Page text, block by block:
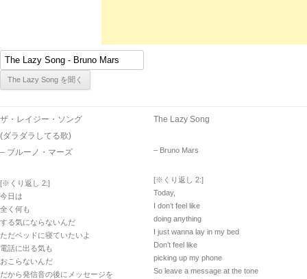
ザ・レイジー・ソング
(ダラダラしてる歌)
– ブルーノ・マーズ
[※くり返し 2:]
今日は
全く何も
する気にならないんだ
ただベッドに寝ていたいよ
電話に出る気も
おこらないんだ
だから発信音の後にメッセージを
The Lazy Song
– Bruno Mars
[※くり返し 2:]
Today,
I don’t feel like
doing anything
I just wanna lay in my bed
Don’t feel like
picking up my phone
So leave a message at the tone